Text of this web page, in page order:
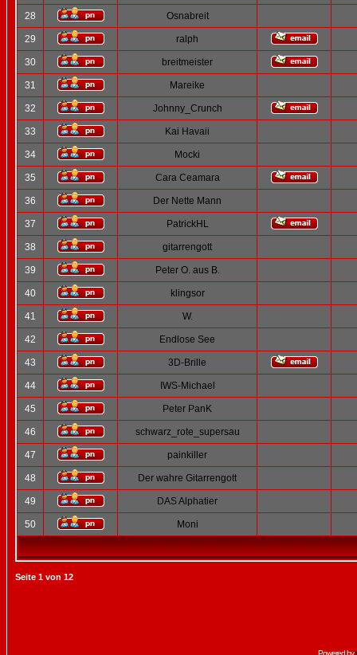
28 Osnabreit
29 ralph
30 breitmeister
31 Mareike
32 Johnny_Crunch
33 Kai Havaii
34 Mocki
35 Cara Ceamara
36 Der Nette Mann
37 PatrickHL
38 gitarrengott
39 Peter O. aus B.
40 klingsor
41 W.
42 Endlose See
43 3D-Brille
44 IWS-Michael
45 Peter PanK
46 schwarz_rote_supersau
47 painkiller
48 Der wahre Gitarrengott
49 DAS Alphatier
50 Moni
Seite 1 von 12
Powered by